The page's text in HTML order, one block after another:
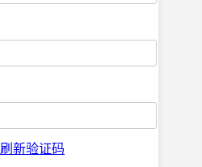
刷新验证码